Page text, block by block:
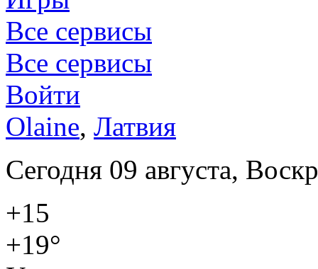
Все сервисы
Все сервисы
Войти
Olaine, Латвия
Сегодня 09 августа,
+15
+19°